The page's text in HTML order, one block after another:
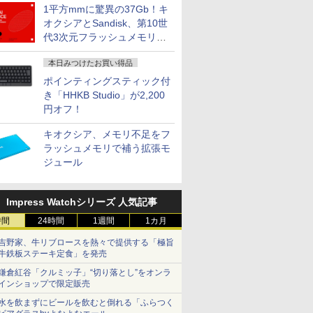
1平方mmに驚異の37Gb！キ
オクシアとSandisk、第10世
代3次元フラッシュメモリを
開発
本日みつけたお買い得品
ポインティングスティック付
き「HHKB Studio」が2,200
円オフ！
キオクシア、メモリ不足をフ
ラッシュメモリで補う拡張モ
ジュール
Impress Watchシリーズ 人気記事
24時間 1週間 1カ月
野家、牛リブロースを熱々で提供する「極旨
鉄板ステーキ定食」を発売
倉紅谷「クルミッ子」“切り落とし”をオンラ
ンショップで限定販売
を飲まずにビールを飲むと倒れる「ふらつく